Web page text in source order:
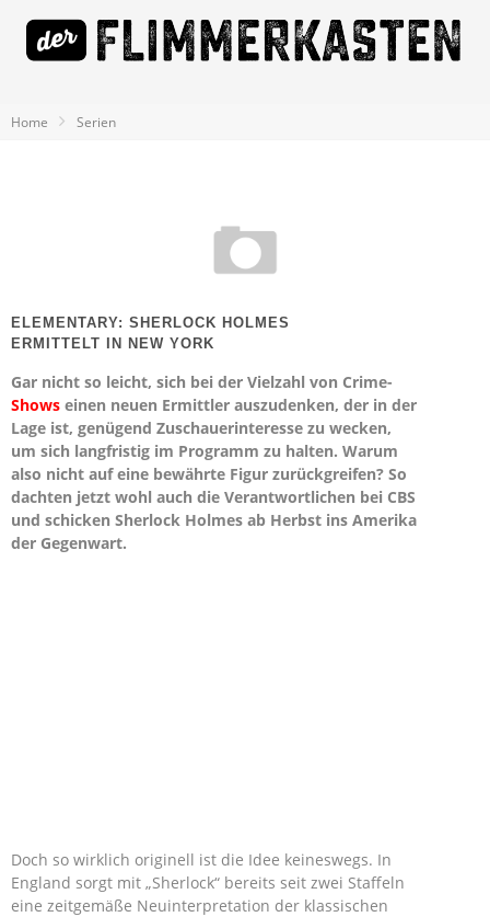
Home Serien
ELEMENTARY: SHERLOCK HOLMES
ERMITTELT IN NEW YORK
Gar nicht so leicht, sich bei der Vielzahl von Crime-
Shows einen neuen Ermittler auszudenken, der in der
Lage ist, genügend Zuschauerinteresse zu wecken,
um sich langfristig im Programm zu halten. Warum
also nicht auf eine bewährte Figur zurückgreifen? So
dachten jetzt wohl auch die Verantwortlichen bei CBS
und schicken Sherlock Holmes ab Herbst ins Amerika
der Gegenwart.
Doch so wirklich originell ist die Idee keineswegs. In
England sorgt mit „Sherlock“ bereits seit zwei Staffeln
eine zeitgemäße Neuinterpretation der klassischen